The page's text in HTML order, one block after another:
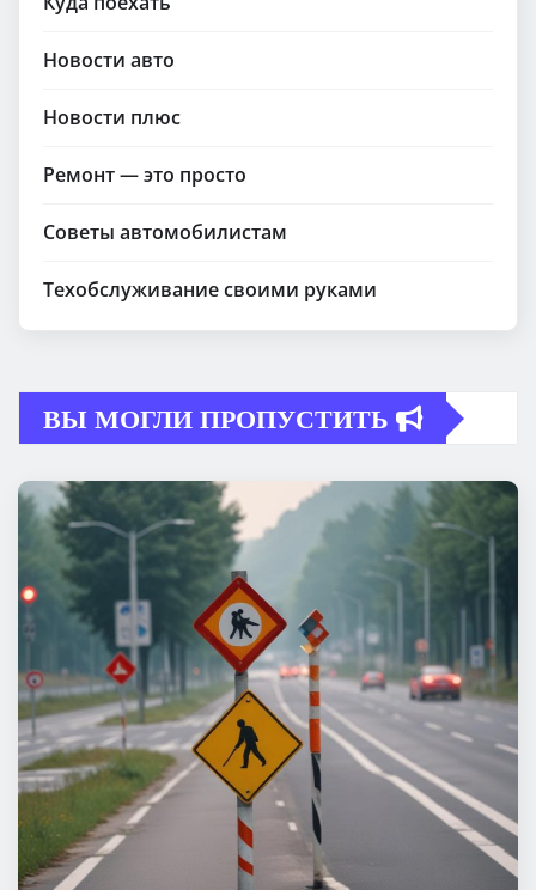
Новости авто
Новости плюс
Ремонт — это просто
Советы автомобилистам
Техобслуживание своими руками
ВЫ МОГЛИ ПРОПУСТИТЬ